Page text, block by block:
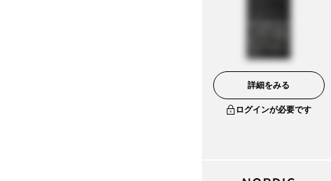
詳細をみる
ログインが必要です